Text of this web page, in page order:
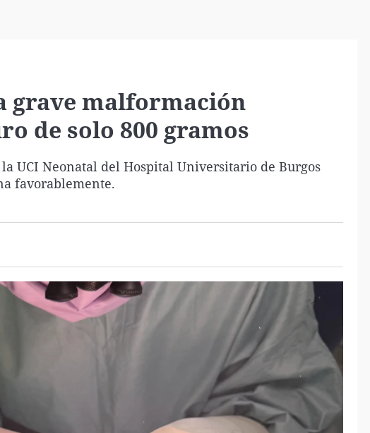
grave malformación
de solo 800 gramos
UCI Neonatal del Hospital Universitario de Burgos
favorablemente.